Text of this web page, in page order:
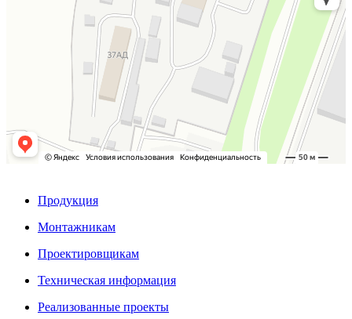
Продукция
Монтажникам
Проектировщикам
Техническая информация
Реализованные проекты